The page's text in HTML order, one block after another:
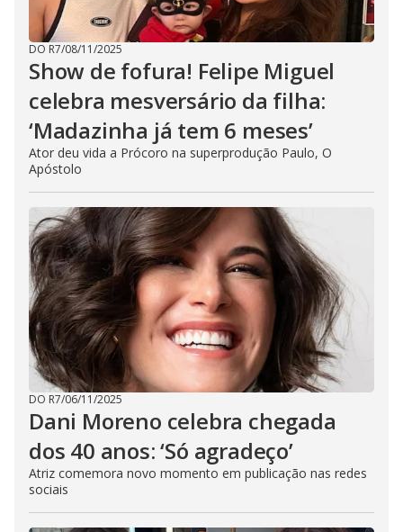
DO R7/08/11/2025
Show de fofura! Felipe Miguel
celebra mesversário da filha:
‘Madazinha já tem 6 meses’
Ator deu vida a Prócoro na superprodução Paulo, O
Apóstolo
DO R7/06/11/2025
Dani Moreno celebra chegada
dos 40 anos: ‘Só agradeço’
Atriz comemora novo momento em publicação nas redes
sociais